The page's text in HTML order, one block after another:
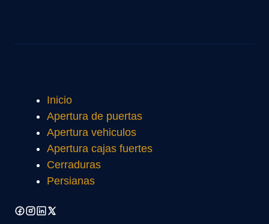
Inicio
Apertura de puertas
Apertura vehiculos
Apertura cajas fuertes
Cerraduras
Persianas